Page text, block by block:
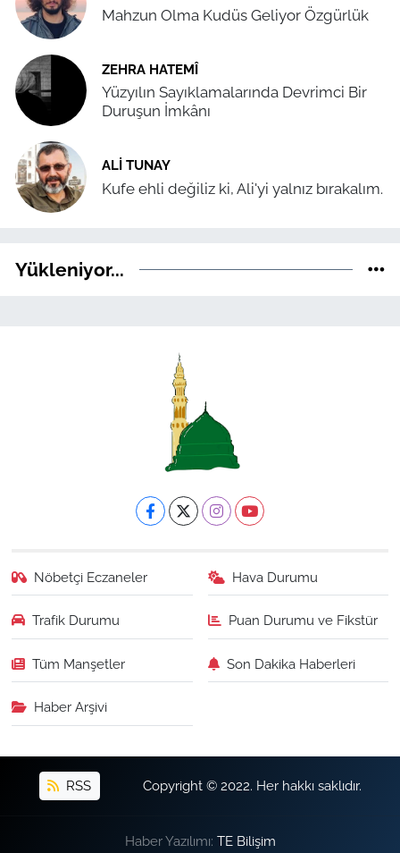
Mahzun Olma Kudüs Geliyor Özgürlük
ZEHRA HATEMÎ
Yüzyılın Sayıklamalarında Devrimci Bir
Duruşun İmkânı
ALI TUNAY
Kufe ehli değiliz ki, Ali'yi yalnız bırakalım.
Yükleniyor...
Nöbetçi Eczaneler Hava Durumu
Trafik Durumu Puan Durumu ve Fikstür
Tüm Manşetler Son Dakika Haberleri
Haber Arşivi
RSS Copyright © 2022. Her hakkı saklıdır.
Haber Yazılımı: TE Bilişim